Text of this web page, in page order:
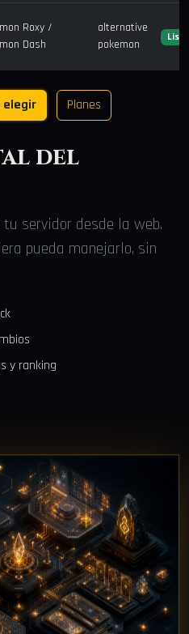
Roxy /
Dash
alternative
pokemon
Listo
elegir Planes
del
tu servidor desde la web.
pueda manejarlo, sin
y ranking